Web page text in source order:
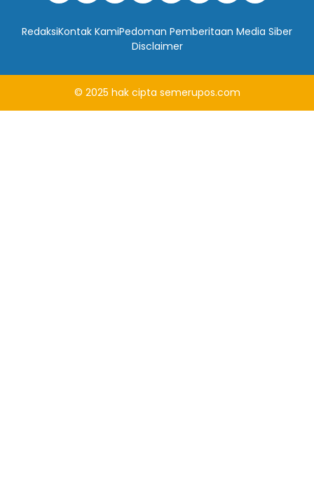
RedaksiKontak KamiPedoman Pemberitaan Media Siber
Disclaimer
© 2025 hak cipta semerupos.com